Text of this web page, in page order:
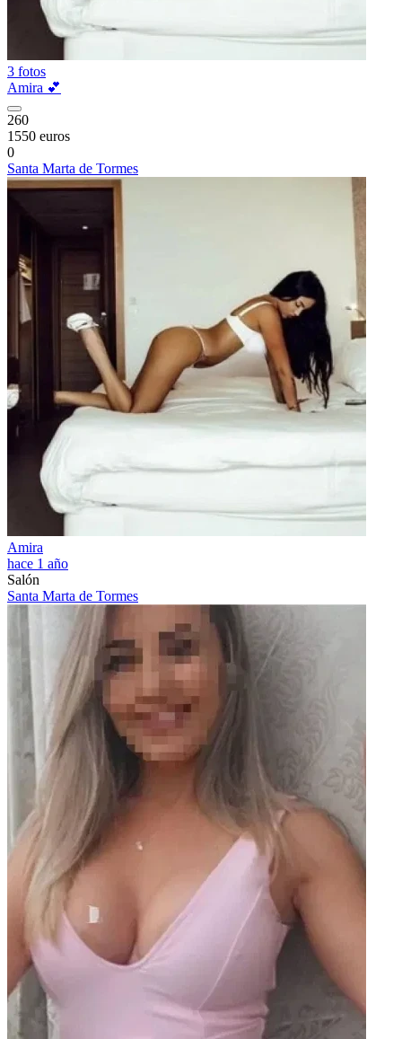
3 fotos
Amira 💕
260
1550 euros
0
Santa Marta de Tormes
Amira
hace 1 año
Salón
Santa Marta de Tormes